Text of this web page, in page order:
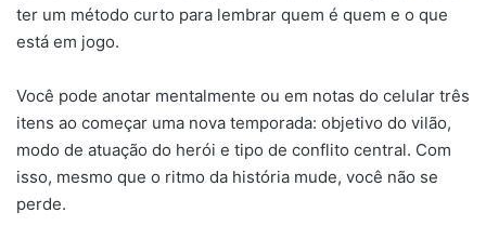
ter um método curto para lembrar quem é quem e o que
está em jogo.
Você pode anotar mentalmente ou em notas do celular três
itens ao começar uma nova temporada: objetivo do vilão,
modo de atuação do herói e tipo de conflito central. Com
isso, mesmo que o ritmo da história mude, você não se
perde.